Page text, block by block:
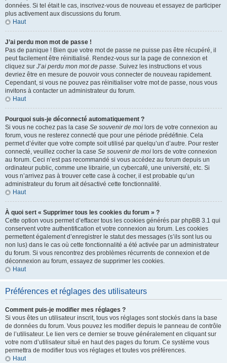
données. Si tel était le cas, inscrivez-vous de nouveau et essayez de participer
plus activement aux discussions du forum.
Haut
J’ai perdu mon mot de passe !
Pas de panique ! Bien que votre mot de passe ne puisse pas être récupéré, il
peut facilement être réinitialisé. Rendez-vous sur la page de connexion et
cliquez sur J’ai perdu mon mot de passe. Suivez les instructions et vous
devriez être en mesure de pouvoir vous connecter de nouveau rapidement.
Cependant, si vous ne pouvez pas réinitialiser votre mot de passe, nous vous
invitons à contacter un administrateur du forum.
Haut
Pourquoi suis-je déconnecté automatiquement ?
Si vous ne cochez pas la case Se souvenir de moi lors de votre connexion au
forum, vous ne resterez connecté que pour une période prédéfinie. Cela
permet d’éviter que votre compte soit utilisé par quelqu’un d’autre. Pour rester
connecté, veuillez cocher la case Se souvenir de moi lors de votre connexion
au forum. Ceci n’est pas recommandé si vous accédez au forum depuis un
ordinateur public, comme une librairie, un cybercafé, une université, etc. Si
vous n’arrivez pas à trouver cette case à cocher, il est probable qu’un
administrateur du forum ait désactivé cette fonctionnalité.
Haut
À quoi sert « Supprimer tous les cookies du forum » ?
Cette option vous permet d’effacer tous les cookies générés par phpBB 3.1 qui
conservent votre authentification et votre connexion au forum. Les cookies
permettent également d’enregistrer le statut des messages (s’ils sont lus ou
non lus) dans le cas où cette fonctionnalité a été activée par un administrateur
du forum. Si vous rencontrez des problèmes récurrents de connexion et de
déconnexion au forum, essayez de supprimer les cookies.
Haut
Préférences et réglages des utilisateurs
Comment puis-je modifier mes réglages ?
Si vous êtes un utilisateur inscrit, tous vos réglages sont stockés dans la base
de données du forum. Vous pouvez les modifier depuis le panneau de contrôle
de l’utilisateur. Le lien vers ce dernier se trouve généralement en cliquant sur
votre nom d’utilisateur situé en haut des pages du forum. Ce système vous
permettra de modifier tous vos réglages et toutes vos préférences.
Haut